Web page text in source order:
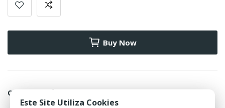
Buy Now
Condividi
Este Site Utiliza Cookies